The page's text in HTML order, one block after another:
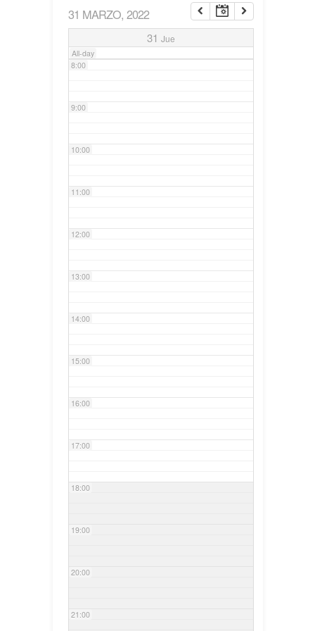
31 MARZO, 2022
31 Jue
All-day
7:00
8:00
9:00
10:00
11:00
12:00
13:00
14:00
15:00
16:00
17:00
18:00
19:00
20:00
21:00